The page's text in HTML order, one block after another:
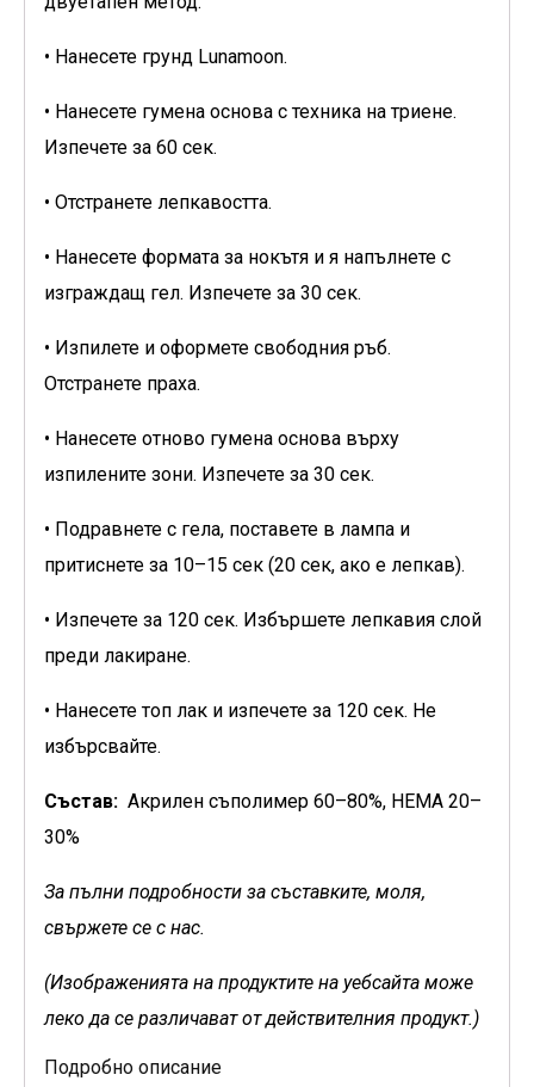
• Нанесете грунд Lunamoon.
• Нанесете гумена основа с техника на триене.
Изпечете за 60 сек.
• Отстранете лепкавостта.
• Нанесете формата за нокътя и я напълнете с
изграждащ гел. Изпечете за 30 сек.
• Изпилете и оформете свободния ръб.
Отстранете праха.
• Нанесете отново гумена основа върху
изпилените зони. Изпечете за 30 сек.
• Подравнете с гела, поставете в лампа и
притиснете за 10–15 сек (20 сек, ако е лепкав).
• Изпечете за 120 сек. Избършете лепкавия слой
преди лакиране.
• Нанесете топ лак и изпечете за 120 сек. Не
избърсвайте.
Състав: Акрилен съполимер 60–80%, HEMA 20–
30%
За пълни подробности за съставките, моля,
свържете се с нас.
(Изображенията на продуктите на уебсайта може
леко да се различават от действителния продукт.)
Подробно описание